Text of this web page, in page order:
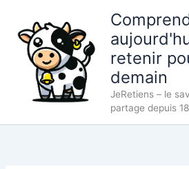
contenu
retenir
demain
JeRetiens – le
partage depuis